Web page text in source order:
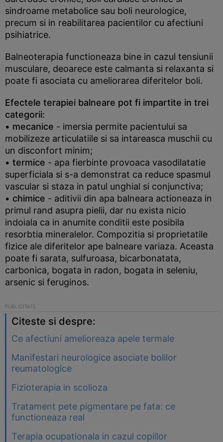
sindroame metabolice sau boli neurologice,
precum si in reabilitarea pacientilor cu afectiuni
psihiatrice.
Balneoterapia functioneaza bine in cazul tensiunii
musculare, deoarece este calmanta si relaxanta si
poate fi asociata cu ameliorarea diferitelor boli.
Efectele terapiei balneare pot fi impartite in trei
categorii:
• mecanice - imersia permite pacientului sa
mobilizeze articulatiile si sa intareasca muschii cu
un disconfort minim;
• termice - apa fierbinte provoaca vasodilatatie
superficiala si s-a demonstrat ca reduce spasmul
vascular si staza in patul unghial si conjunctiva;
• chimice - aditivii din apa balneara actioneaza in
primul rand asupra pielii, dar nu exista nicio
indoiala ca in anumite conditii este posibila
resorbtia mineralelor. Compozitia si proprietatile
fizice ale diferitelor ape balneare variaza. Aceasta
poate fi sarata, sulfuroasa, bicarbonatata,
carbonica, bogata in radon, bogata in seleniu,
arsenic si feruginos.
Citeste si despre:
Ce afectiuni amelioreaza apele termale
Manifestari neurologice asociate bolilor
reumatologice
Fizioterapia in scolioza
Tratament pete pigmentare pe fata: ce
functioneaza real
Terapia ocupationala in cazul copiilor